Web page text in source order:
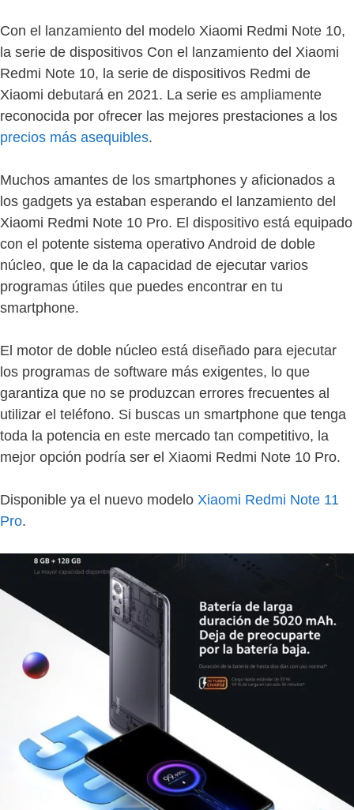
Con el lanzamiento del modelo Xiaomi Redmi Note 10,
la serie de dispositivos Con el lanzamiento del Xiaomi
Redmi Note 10, la serie de dispositivos Redmi de
Xiaomi debutará en 2021. La serie es ampliamente
reconocida por ofrecer las mejores prestaciones a los
precios más asequibles.
Muchos amantes de los smartphones y aficionados a
los gadgets ya estaban esperando el lanzamiento del
Xiaomi Redmi Note 10 Pro. El dispositivo está equipado
con el potente sistema operativo Android de doble
núcleo, que le da la capacidad de ejecutar varios
programas útiles que puedes encontrar en tu
smartphone.
El motor de doble núcleo está diseñado para ejecutar
los programas de software más exigentes, lo que
garantiza que no se produzcan errores frecuentes al
utilizar el teléfono. Si buscas un smartphone que tenga
toda la potencia en este mercado tan competitivo, la
mejor opción podría ser el Xiaomi Redmi Note 10 Pro.
Disponible ya el nuevo modelo Xiaomi Redmi Note 11
Pro.